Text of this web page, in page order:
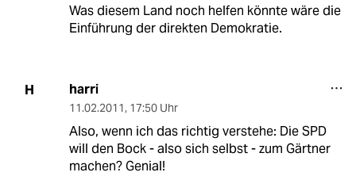
Was diesem Land noch helfen könnte wäre die
Einführung der direkten Demokratie.
H harri
11.02.2011, 17:50 Uhr
Also, wenn ich das richtig verstehe: Die SPD
will den Bock - also sich selbst - zum Gärtner
machen? Genial!